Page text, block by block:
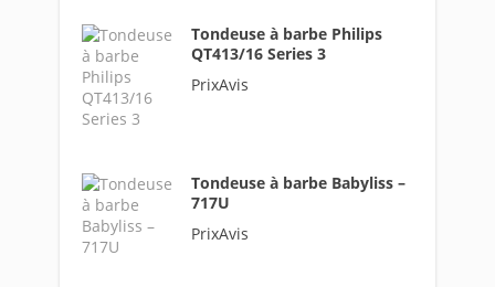
Tondeuse à barbe Philips
QT413/16 Series 3
PrixAvis
Tondeuse à barbe Babyliss –
717U
PrixAvis